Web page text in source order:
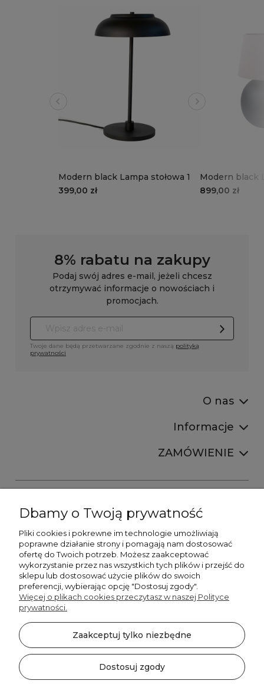
Modern black Lampa stołowa 1
399,00 zł
Modern black
(podstawa bez
899,00 zł
8% rabatu na zakupy
Podaj swój adres e-mail, jeżeli chcesz
otrzymywać informacje o nowościach i
promocjach.
Twoje dane będą przetwarzane zgodnie z naszą polityką
prywatności
O nas
Informacje
ZAMÓWIENIE
+48606673390
sprzedaz@belldecohome.pl
©2026 Wszelkie Prawa Zastrzeżone | BelldecoHome.pl
Flex Minimalist by Ecommercy
Dbamy o Twoją prywatność
Pliki cookies i pokrewne im technologie umożliwiają
poprawne działanie strony i pomagają nam dostosować
ofertę do Twoich potrzeb. Możesz zaakceptować
wykorzystanie przez nas wszystkich tych plików i przejść do
sklepu lub dostosować użycie plików do swoich
preferencji, wybierając opcję "Dostosuj zgody".
Więcej o plikach cookies przeczytasz w naszej Polityce
prywatności.
Zaakceptuj tylko niezbędne
Dostosuj zgody
Zapisz się do naszego newslettera i zgarnij 8% rabatu!
zaznacz pola
Akceptuję regulamin newslettera
Akceptuję politykę prywatności